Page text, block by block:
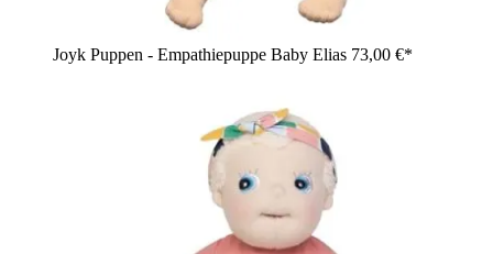
Joyk Puppen - Empathiepuppe Baby Elias 73,00 €*